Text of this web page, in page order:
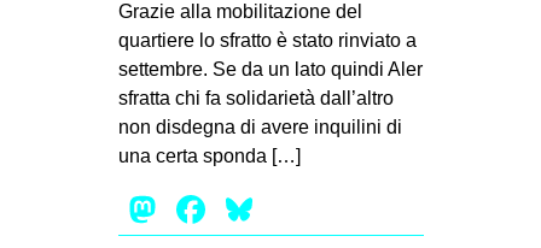
SPORT POPOLARE
MOVIMENTI
AMBIENTE
ANTIFASCISMO
Grazie alla mobilitazione del
quartiere lo sfratto è stato rinviato a
settembre. Se da un lato quindi Aler
sfratta chi fa solidarietà dall’altro
non disdegna di avere inquilini di
una certa sponda […]
Mastodon
Facebook